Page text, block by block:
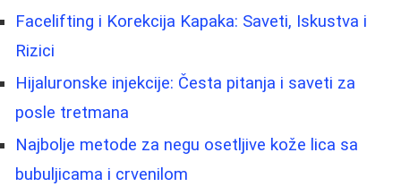
Facelifting i Korekcija Kapaka: Saveti, Iskustva i
Rizici
Hijaluronske injekcije: Česta pitanja i saveti za
posle tretmana
Najbolje metode za negu osetljive kože lica sa
bubuljicama i crvenilom